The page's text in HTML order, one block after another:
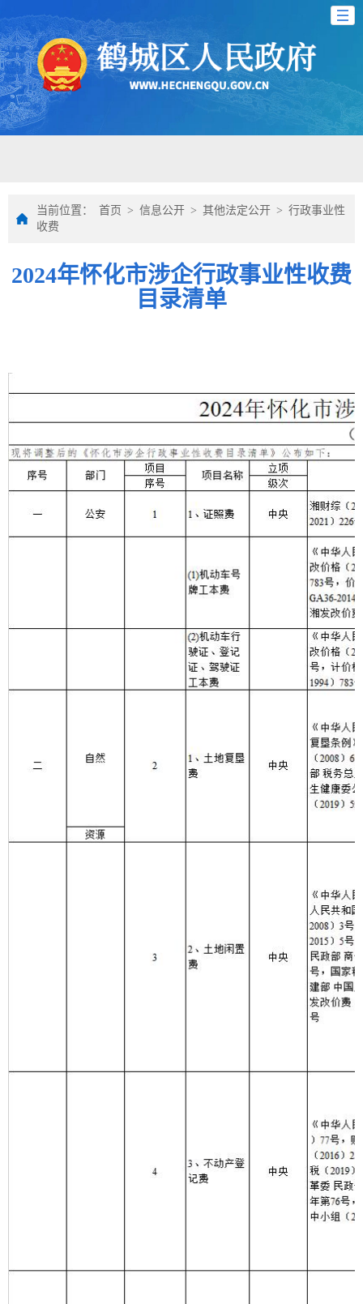
当前位置： 首页 > 信息公开 > 其他法定公开 > 行政事业性
收费
2024年怀化市涉企行政事业性收费
目录清单